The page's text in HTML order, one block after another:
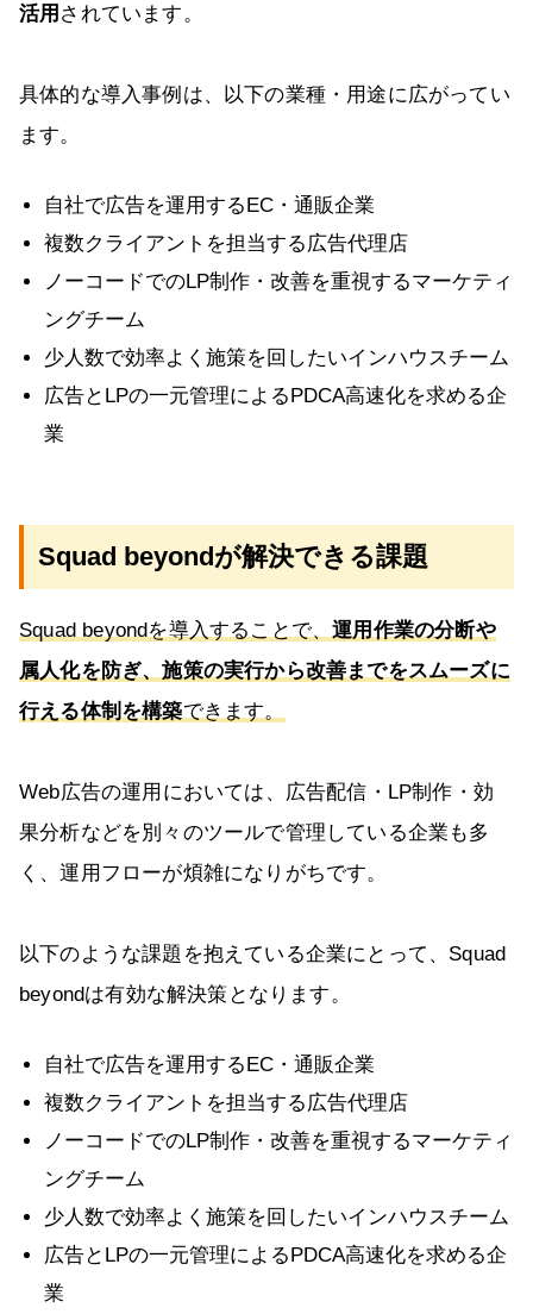
活用 されています。
具体的な導入事例は、以下の業種・用途に広がってい
ます。
自社で広告を運用するEC・通販企業
複数クライアントを担当する広告代理店
ノーコードでのLP制作・改善を重視するマーケティ
ングチーム
少人数で効率よく施策を回したいインハウスチーム
広告とLPの一元管理によるPDCA高速化を求める企
業
Squad beyondが解決できる課題
Squad beyondを導入することで、運用作業の分断や
属人化を防ぎ、施策の実行から改善までをスムーズに
行える体制を構築できます。
Web広告の運用においては、広告配信・LP制作・効
果分析などを別々のツールで管理している企業も多
く、運用フローが煩雑になりがちです。
以下のような課題を抱えている企業にとって、Squad
beyondは有効な解決策となります。
自社で広告を運用するEC・通販企業
複数クライアントを担当する広告代理店
ノーコードでのLP制作・改善を重視するマーケティ
ングチーム
少人数で効率よく施策を回したいインハウスチーム
広告とLPの一元管理によるPDCA高速化を求める企
業